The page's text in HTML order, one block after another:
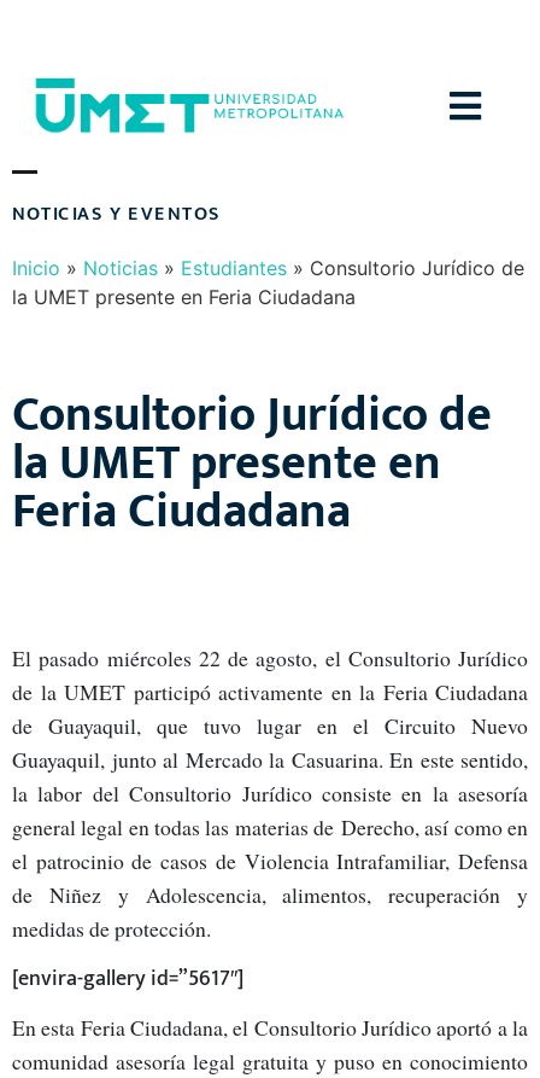
NOTICIAS Y EV
EN
TO
S
Inicio » Noticias » Estudiantes » Consultorio Jurídico de
la UMET presente en Feria Ciudadana
Consultorio Jurídico de
la UMET presente en
Feria Ciudadana
El pasado miércoles 22 de agosto, el Consultorio Jurídico
de la UMET participó activamente en la Feria Ciudadana
de Guayaquil, que tuvo lugar en el Circuito Nuevo
Guayaquil, junto al Mercado la Casuarina. En este sentido,
la labor del Consultorio Jurídico consiste en la asesoría
general legal en todas las materias deDerecho, así como en
el patrocinio de casos de Violencia Intrafamiliar, Defensa
de Niñez y Adolescencia, alimentos, recuperación y
medidas de protección.
[envira-gallery id=”5617″]
En esta Feria Ciudadana, el Consultorio Jurídico aportó a la
comunidad asesoría legal gratuita y puso en conocimiento